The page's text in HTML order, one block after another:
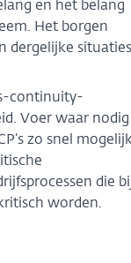
en het belang
Het borgen
dergelijke situaties
continuity-
Voer waar nodig
zo snel
die
worden.